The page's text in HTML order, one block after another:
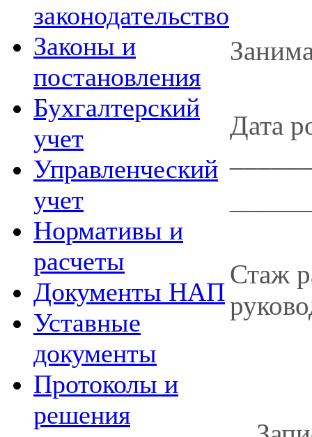
законодательство
Законы и
постановления
Бухгалтерский
учет
Управленческий
учет
Нормативы и
расчеты
Документы НАП
Уставные
документы
Протоколы и
решения
Дата
Стаж